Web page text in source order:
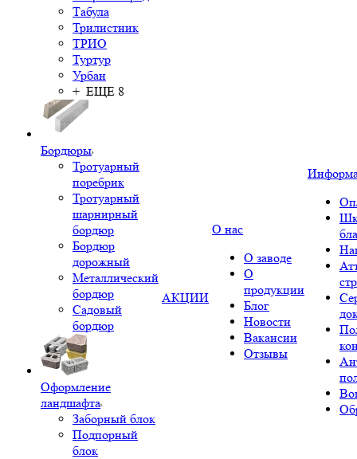
Табула
Трилистник
ТРИО
Туртур
Урбан
+ ЕЩЕ 8
Бордюры
Тротуарный
поребрик
Тротуарный
шарнирный
бордюр
Бордюр
дорожный
Металлический
бордюр
Садовый
бордюр
Оформление
ландшафта
Заборный блок
Подпорный
блок
АКЦИИ
О нас
О заводе
О
продукции
Блог
Новости
Вакансии
Отзывы